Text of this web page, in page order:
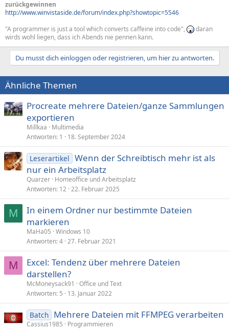
zurückgewinnen
http://www.winvistaside.de/forum/index.php?showtopic=5546
"A programmer is just a tool which converts caffeine into code",
daran
wirds wohl liegen, dass ich Abends nie pennen kann.
Du musst dich einloggen oder registrieren, um hier zu antworten.
Ähnliche Themen
Procreate mehrere Dateien/ganze Sammlungen
exportieren
Millkaa
Multimedia
Antworten 1 18. September 2024
Leserartikel Wenn der Schreibtisch mehr ist als
nur ein Arbeitsplatz
Quarzer Homeoffice und Arbeitsplatz
Antworten 12 22. Februar 2025
M
In einem Ordner nur bestimmte Dateien
markieren
MaHa05 Windows 10
Antworten 4 27. Februar 2021
M
Excel: Tendenz über mehrere Dateien
darstellen?
McMoneysack91
Office und Text
Antworten 5 13. Januar 2022
Batch Mehrere Dateien mit FFMPEG verarbeiten
Cassius1985
Programmieren